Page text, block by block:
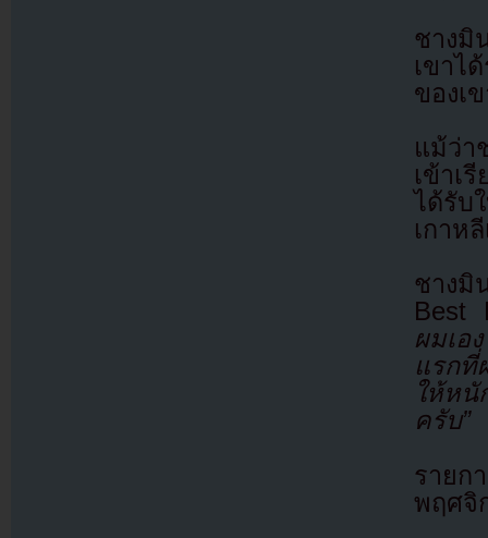
ชางมิ
เขาไ
ของเ
แม้ว่า
เข้าเ
ได้รับ
เกาห
ชางมิ
Best
ผมเอ
แรกที่
ให้หนั
ครับ”
รายก
พฤศจิ